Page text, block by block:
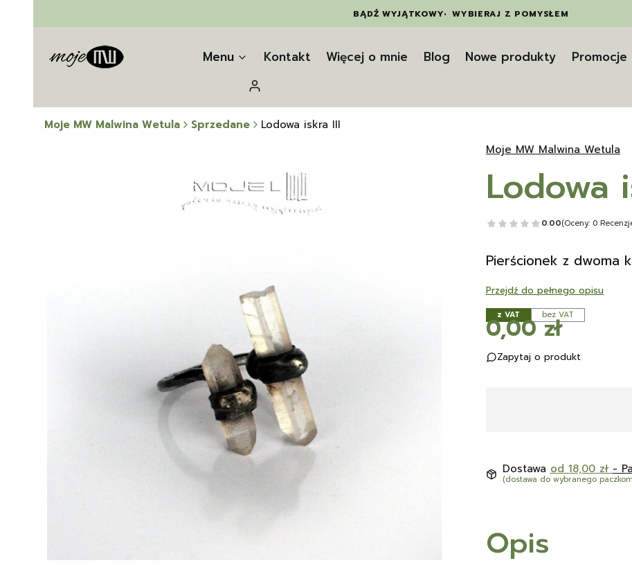
BĄDŹ WYJĄTKOWY• WYBIERAJ Z POMYSŁEM
Menu Kontakt Więcej o mnie Blog Nowe produkty Promocje
Zaloguj się
Moje MW Malwina Wetula Sprzedane
Lodowa iskra III
Moje MW Malwina Wetula
Lodowa
0.00(Oceny: 0
Pierścionek z dwoma
Przejdź do pełnego opisu
z VAT bez VAT
Cena
0,00 zł
Zapytaj o produkt
Dostawa od 18,00 zł -
(dostawa do wybranego
Opis